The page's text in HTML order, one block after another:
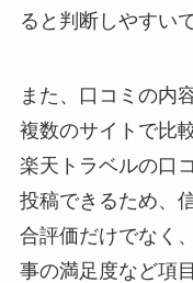
ると判断しやすいで
また、口コミの内
複数のサイトで比
楽天トラベルの口
投稿できるため、
合評価だけでなく
事の満足度など項